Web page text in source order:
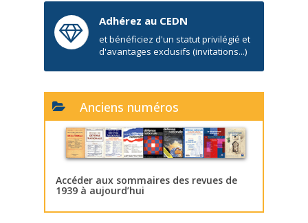
Adhérez au CEDN
et bénéficiez d'un statut privilégié et
d'avantages exclusifs (invitations...)
Anciens numéros
Accéder aux sommaires des revues de
1939 à aujourd’hui